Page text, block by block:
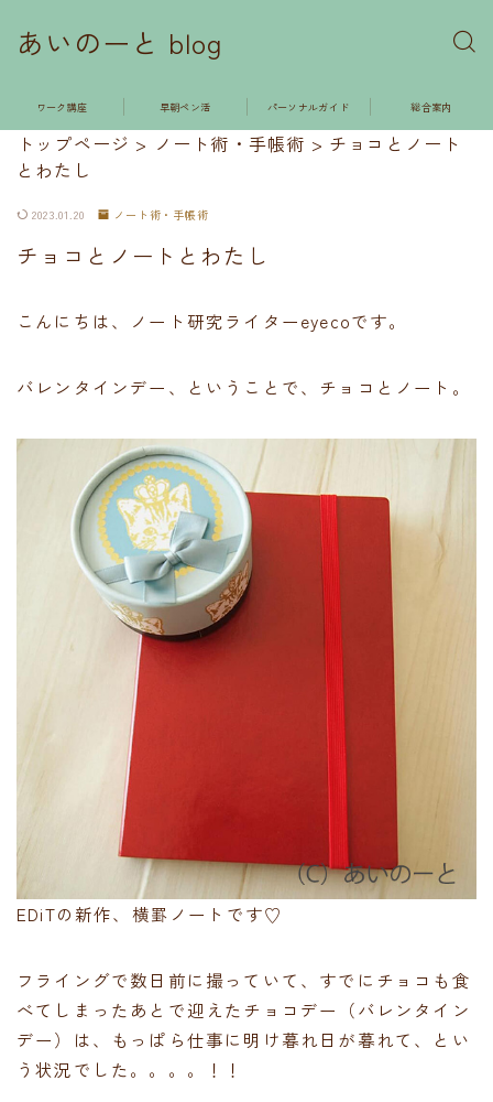
あいのーと blog
ワーク講座 早朝ペン活 パーソナルガイド 総合案内
トップページ > ノート術・手帳術 > チョコとノート
とわたし
2023.01.20 ノート術・手帳術
チョコとノートとわたし
こんにちは、ノート研究ライターeyecoです。
バレンタインデー、ということで、チョコとノート。
EDiTの新作、横罫ノートです♡
フライングで数日前に撮っていて、すでにチョコも食
べてしまったあとで迎えたチョコデー（バレンタイン
デー）は、もっぱら仕事に明け暮れ日が暮れて、とい
う状況でした。。。。！！